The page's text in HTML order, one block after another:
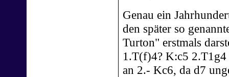
Genau ein
den später so
Turton" erstmals
1.T(f)4? K:c5 2.T1g4
an 2.- Kc6, da d7